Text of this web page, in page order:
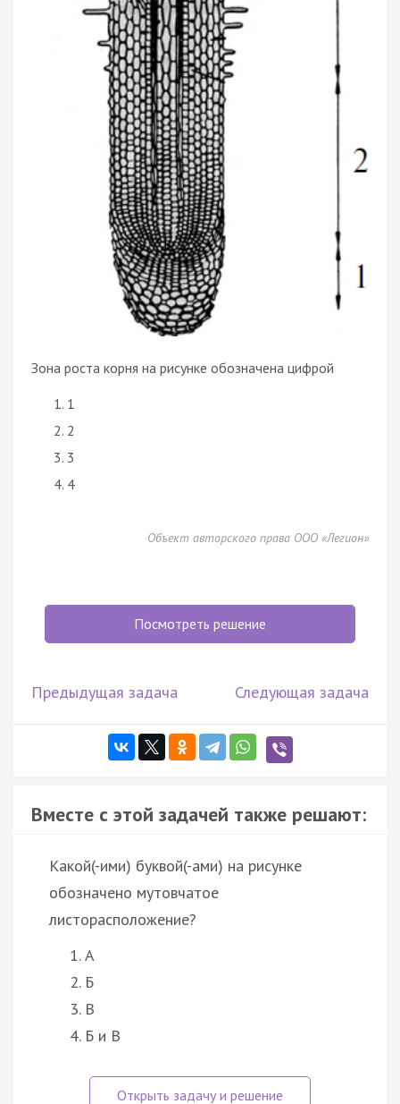
Зона роста корня на рисунке обозначена цифрой
1
2
3
4
Объект авторского права ООО «Легион»
Посмотреть решение
Предыдущая задача Следующая задача
Вместе с этой задачей также решают:
Какой(-ими) буквой(-ами) на рисунке
обозначено мутовчатое
листорасположение?
А
Б
В
Б и В